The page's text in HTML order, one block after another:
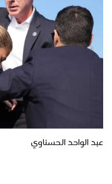
عبد الواحد الحسناوي